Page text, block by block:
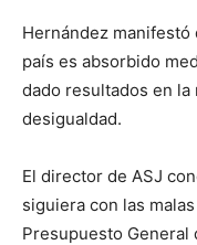
Hernández
país es absorbido
dado resultados en
desigualdad.
El director de ASJ
siguiera con las
Presupuesto General